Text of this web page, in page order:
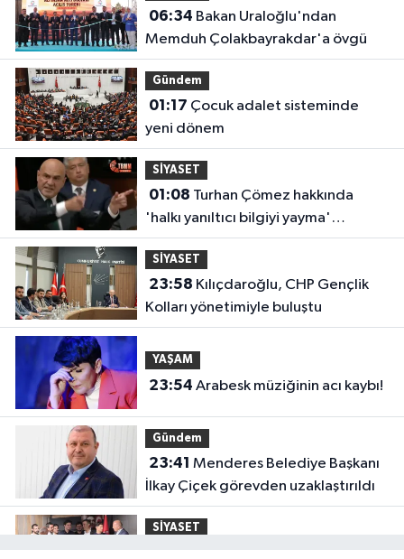
06:34
Memduh Çolakbayrakdar'a övgü
Gündem
01:17
yeni dönem
SİYASET
01:08
'halkı yanıltıcı bilgiyi yayma'
soruşturması
SİYASET
23:58
Kolları yönetimiyle buluştu
YAŞAM
23:54 Arabesk müziğinin acı kaybı!
Gündem
23:41
İlkay Çiçek görevden uzaklaştırıldı
SİYASET